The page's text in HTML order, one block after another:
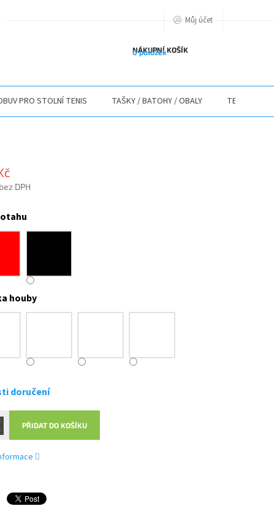
O NÁS
Můj účet
NÁKUPNÍ KOŠÍK
0 položek
PRO STOLNÍ TENIS TAŠKY / BATOHY / OBALY TEXTIL
DPH
houby
doručení
PŘIDAT DO KOŠÍKU